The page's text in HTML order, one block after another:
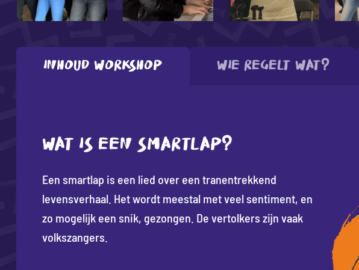
Inhoud workshop Wie regelt wat?
WAT IS EEN SMARTLAP?
Een smartlap is een lied over een tranentrekkend
levensverhaal. Het wordt meestal met veel sentiment, en
zo mogelijk een snik, gezongen. De vertolkers zijn vaak
volkszangers.